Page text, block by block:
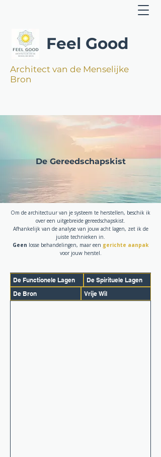
Feel Good
Architect van de Menselijke
Bron
De Gereedschapskist
Om de architectuur van je systeem te herstellen, beschik ik
over een uitgebreide gereedschapskist.
Afhankelijk van de analyse van jouw acht lagen, zet ik de
juiste technieken in.
Geen losse behandelingen, maar een gerichte aanpak
voor jouw herstel.
De Functionele Lagen
De Spirituele Lagen
De Bron
Vrije Wil